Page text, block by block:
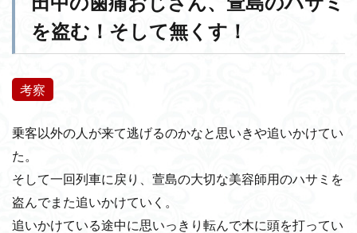
を盗む！そして無くす！
考察
乗客以外の人が来て逃げるのかなと思いきや追いかけてい
た。
そして一回列車に戻り、萱島の大切な美容師用のハサミを
盗んでまた追いかけていく。
追いかけている途中に思いっきり転んで木に頭を打ってい